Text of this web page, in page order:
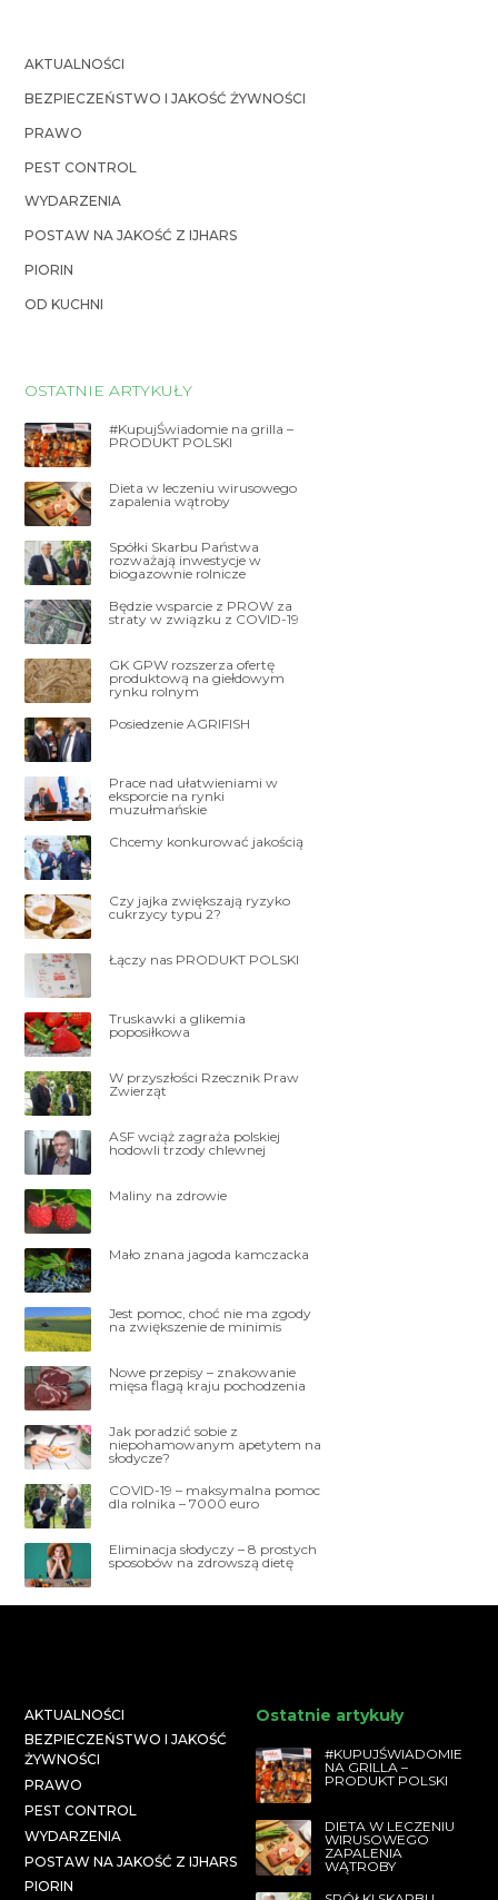
AKTUALNOŚCI
BEZPIECZEŃSTWO I JAKOŚĆ ŻYWNOŚCI
PRAWO
PEST CONTROL
WYDARZENIA
POSTAW NA JAKOŚĆ Z IJHARS
PIORIN
OD KUCHNI
OSTATNIE ARTYKUŁY
#KupujŚwiadomie na grilla –
PRODUKT POLSKI
Dieta w leczeniu wirusowego
zapalenia wątroby
Spółki Skarbu Państwa
rozważają inwestycje w
biogazownie rolnicze
Będzie wsparcie z PROW za
straty w związku z COVID-19
GK GPW rozszerza ofertę
produktową na giełdowym
rynku rolnym
Posiedzenie AGRIFISH
Prace nad ułatwieniami w
eksporcie na rynki
muzułmańskie
Chcemy konkurować jakością
Czy jajka zwiększają ryzyko
cukrzycy typu 2?
Łączy nas PRODUKT POLSKI
Truskawki a glikemia
poposiłkowa
W przyszłości Rzecznik Praw
Zwierząt
ASF wciąż zagraża polskiej
hodowli trzody chlewnej
Maliny na zdrowie
Mało znana jagoda kamczacka
Jest pomoc, choć nie ma zgody
na zwiększenie de minimis
Nowe przepisy – znakowanie
mięsa flagą kraju pochodzenia
Jak poradzić sobie z
niepohamowanym apetytem na
słodycze?
COVID-19 – maksymalna pomoc
dla rolnika – 7000 euro
Eliminacja słodyczy – 8 prostych
sposobów na zdrowszą dietę
AKTUALNOŚCI
BEZPIECZEŃSTWO I JAKOŚĆ
ŻYWNOŚCI
PRAWO
PEST CONTROL
WYDARZENIA
POSTAW NA JAKOŚĆ Z IJHARS
PIORIN
Ostatnie artykuły
#KUPUJŚWIADOMIE
NA GRILLA –
PRODUKT POLSKI
DIETA W LECZENIU
WIRUSOWEGO
ZAPALENIA
WĄTROBY